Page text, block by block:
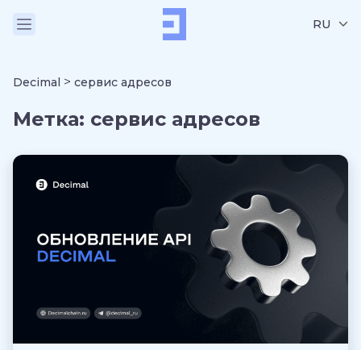
RU
Decimal > сервис адресов
Метка: сервис адресов